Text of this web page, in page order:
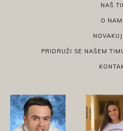
NAŠ
O
PRIDRUŽI SE NAŠEM